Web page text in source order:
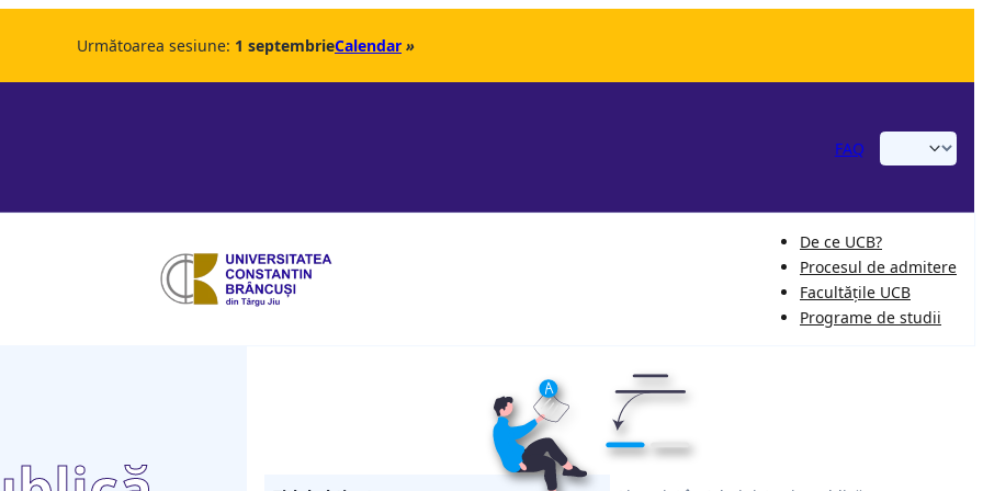
Următoarea sesiune: 1 septembrieCalendar »
FAQ
De ce UCB?
Procesul de admitere
Facultățile UCB
Programe de studii